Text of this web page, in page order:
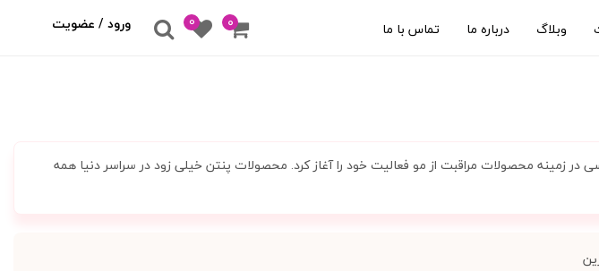
وبلاگ درباره ما تماس با ما ۰ 0 ورود / عضویت
کمپانی سوئیسی در زمینه محصولات مراقبت از مو فعالیت خود را آغاز کرد. محصولات پنتن خیلی زود در سراسر دنیا همه